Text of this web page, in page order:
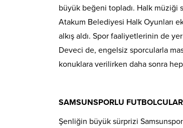
büyük beğeni topladı. Halk müziği
Atakum Belediyesi Halk Oyunları
alkış aldı. Spor faaliyetlerinin de
Deveci de, engelsiz sporcularla
konuklara verilirken daha sonra
SAMSUNSPORLU
Şenliğin büyük sürprizi